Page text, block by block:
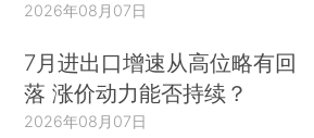
2026年08月07日
7月进出口增速从高位略有回
落 涨价动力能否持续？
2026年08月07日